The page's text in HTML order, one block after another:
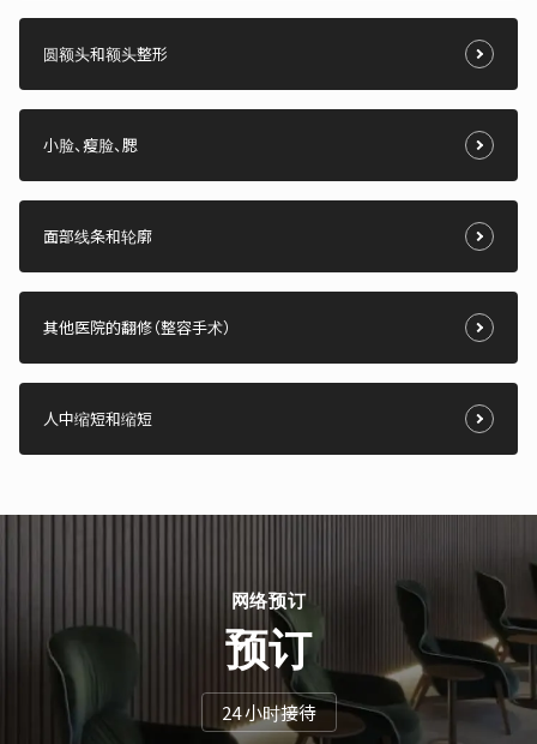
圆额头和额头整形
小脸、瘦脸、腮
面部线条和轮廓
其他医院的翻修（整容手术）
人中缩短和缩短
网络预订
预订
24 小时接待